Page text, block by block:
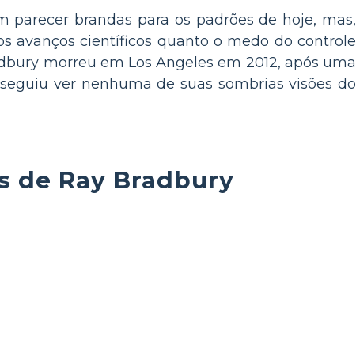
parecer brandas para os padrões de hoje, mas,
avanços científicos quanto o medo do controle
morreu em Los Angeles em 2012, após uma
ver nenhuma de suas sombrias visões do
de Ray Bradbury